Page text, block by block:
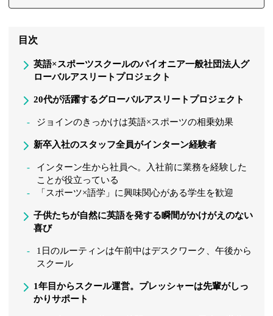
目次
英語×スポーツスクールのパイオニア一般社団法人グ
ローバルアスリートプロジェクト
20代が活躍するグローバルアスリートプロジェクト
ジョインのきっかけは英語×スポーツの相乗効果
新卒入社のスタッフ全員がインターン経験者
インターン生から社員へ。入社前に業務を経験した
ことが役立っている
「スポーツ×語学」に興味関心がある学生を歓迎
子供たちが自然に英語を発する瞬間がかけがえのない
喜び
1日のルーティンは午前中はデスクワーク、午後から
スクール
1年目からスクール運営。プレッシャーは先輩がしっ
かりサポート